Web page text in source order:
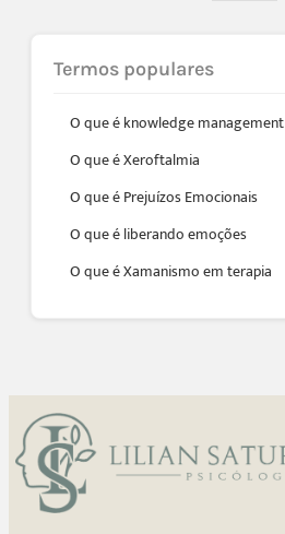
Termos populares
O que é knowledge management
O que é Xeroftalmia
O que é Prejuízos Emocionais
O que é liberando emoções
O que é Xamanismo em terapia